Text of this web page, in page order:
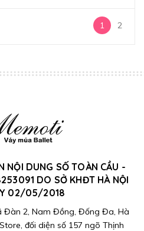
1 2
NỘI DUNG SỐ TOÀN CẦU -
DO SỞ KHĐT HÀ NỘI
02/05/2018
Đàn 2, Nam Đồng, Đống Đa, Hà
đối diện số 157 ngõ Thịnh